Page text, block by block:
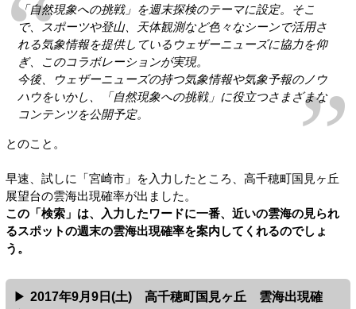
「自然現象への挑戦」を週末探検のテーマに設定。そこ
で、スポーツや登山、天体観測など色々なシーンで活用さ
れる気象情報を提供しているウェザーニューズに協力を仰
ぎ、このコラボレーションが実現。
今後、ウェザーニューズの持つ気象情報や気象予報のノウ
ハウをいかし、「自然現象への挑戦」に役立つさまざまな
コンテンツを公開予定。
とのこと。
早速、試しに「宮崎市」を入力したところ、高千穂町国見ヶ丘
展望台の雲海出現確率が出ました。
この「検索」は、入力したワードに一番、近いの雲海の見られ
るスポットの週末の雲海出現確率を案内してくれるのでしょ
う。
2017年9月9日(土) 高千穂町国見ヶ丘 雲海出現確